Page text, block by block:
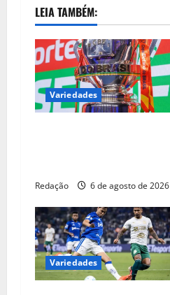
LEIA TAMBÉM:
Variedades
Redação 6 de agosto de 2026
Variedades